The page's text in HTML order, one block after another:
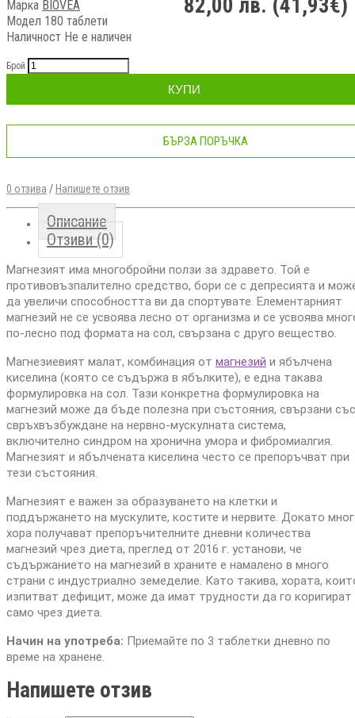
Марка BIOVEA
Модел 180 таблети
Наличност Не е наличен
82,00 лв. (41,93€)
Брой
КУПИ
БЪРЗА ПОРЪЧКА
0 отзива / Напишете отзив
Описание
Отзиви (0)
Магнезият има многобройни ползи за здравето. Той е
противовъзпалително средство, бори се с депресията и
да увеличи способността ви да спортувате. Елементарният
магнезий не се усвоява лесно от организма и се усвоява
по-лесно под формата на сол, свързана с друго вещество.
Магнезиевият малат, комбинация от магнезий и ябълчена
киселина (която се съдържа в ябълките), е една такава
формулировка на сол. Тази конкретна формулировка на
магнезий може да бъде полезна при състояния, свързани със
свръхвъзбуждане на нервно-мускулната система,
включително синдром на хронична умора и фибромиалгия.
Магнезият и ябълчената киселина често се препоръчват при
тези състояния.
Магнезият е важен за образуването на клетки и
поддържането на мускулите, костите и нервите. Докато
хора получават препоръчителните дневни количества
магнезий чрез диета, преглед от 2016 г. установи, че
съдържанието на магнезий в храните е намалено в много
страни с индустриално земеделие. Като такива, хората,
изпитват дефицит, може да имат трудности да го коригират
само чрез диета.
Начин на употреба: Приемайте по 3 таблетки дневно по
време на хранене.
Напишете отзив